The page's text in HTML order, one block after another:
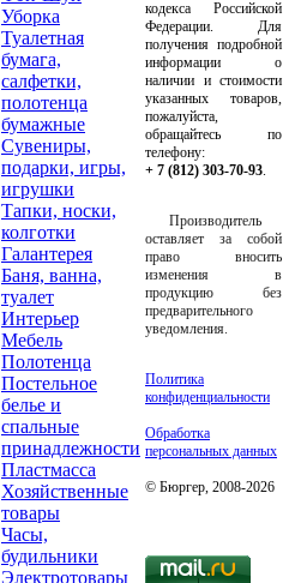
Уборка
Туалетная
бумага,
салфетки,
полотенца
бумажные
Сувениры,
подарки, игры,
игрушки
Тапки, носки,
колготки
Галантерея
Баня, ванна,
туалет
Интерьер
Мебель
Полотенца
Постельное
белье и
спальные
принадлежности
Пластмасса
Хозяйственные
товары
Часы,
будильники
Электротовары
кодекса Российской
Федерации. Для
получения подробной
информации о
наличии и стоимости
указанных товаров,
пожалуйста,
обращайтесь по
телефону:
+ 7 (812) 303-70-93
Производитель
оставляет за собой
право вносить
изменения в
продукцию без
предварительного
уведомления.
Политика
конфиденциальности
Обработка
персональных данных
© Бюргер, 2008-2026